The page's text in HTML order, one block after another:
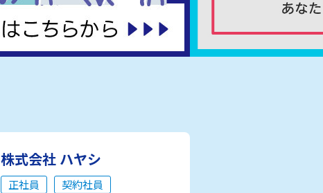
株式会社 ハヤシ
正社員
契約社員